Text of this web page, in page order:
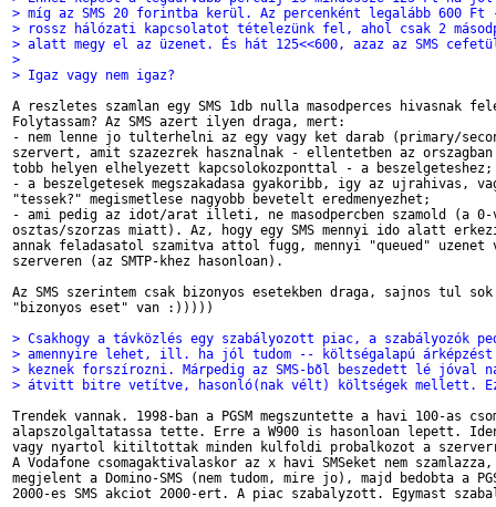
> míg az SMS 20 forintba kerül. Az percenként legalább 600 Ft
> rossz hálózati kapcsolatot tételezünk fel, ahol csak 2
> alatt megy el az üzenet. És hát 125<<600, azaz az SMS
>
> Igaz vagy nem igaz?
A reszletes szamlan egy SMS 1db nulla masodperces hivasnak
Folytassam? Az SMS azert ilyen draga, mert:
- nem lenne jo tulterhelni az egy vagy ket darab (primary/
szervert, amit szazezrek hasznalnak - ellentetben az orszagban
tobb helyen elhelyezett kapcsolokozponttal - a beszelgeteshez;
- a beszelgetesek megszakadasa gyakoribb, igy az ujrahivas,
"tessek?" megismetlese nagyobb bevetelt eredmenyezhet;
- ami pedig az idot/arat illeti, ne masodpercben szamold (a
osztas/szorzas miatt). Az, hogy egy SMS mennyi ido alatt
annak feladasatol szamitva attol fugg, mennyi "queued" uzenet
szerveren (az SMTP-khez hasonloan).
Az SMS szerintem csak bizonyos esetekben draga, sajnos tul
"bizonyos eset" van :)))))
> Csakhogy a távközlés egy szabályozott piac, a szabályozók
> amennyire lehet, ill. ha jól tudom -- költségalapú
> keznek forszírozni. Márpedig az SMS-bõl beszedett lé jóval
> átvitt bitre vetítve, hasonló(nak vélt) költségek mellett.
Trendek vannak. 1998-ban a PGSM megszuntette a havi 100-as
alapszolgaltatassa tette. Erre a W900 is hasonloan lepett.
vagy nyartol kitiltottak minden kulfoldi probalkozot a
A Vodafone csomagaktivalaskor az x havi SMSeket nem
megjelent a Domino-SMS (nem tudom, mire jo), majd bedobta a
2000-es SMS akciot 2000-ert. A piac szabalyzott. Egymast